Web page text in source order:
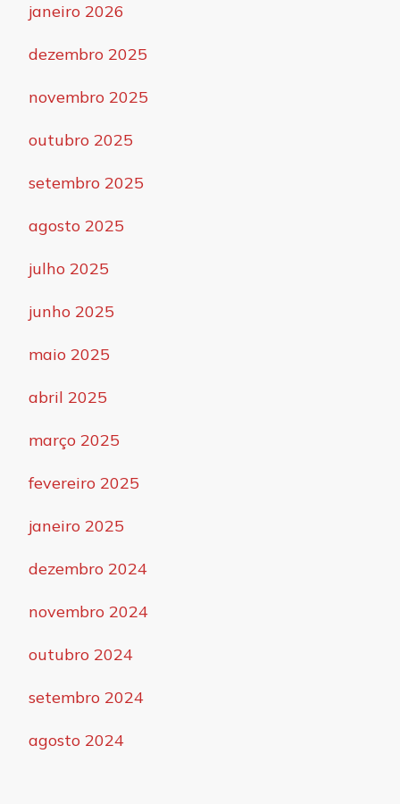
janeiro 2026
dezembro 2025
novembro 2025
outubro 2025
setembro 2025
agosto 2025
julho 2025
junho 2025
maio 2025
abril 2025
março 2025
fevereiro 2025
janeiro 2025
dezembro 2024
novembro 2024
outubro 2024
setembro 2024
agosto 2024